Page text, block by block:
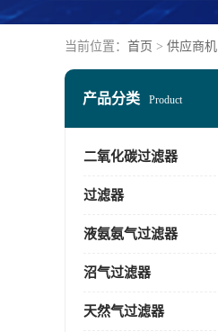
当前位置： 首页 > 供应商机
产品分类 Product
二氧化碳过滤器
过滤器
液氨氨气过滤器
沼气过滤器
天然气过滤器